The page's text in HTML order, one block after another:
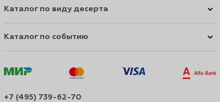
Каталог по виду десерта
Каталог по событию
+7 (495) 739-62-70